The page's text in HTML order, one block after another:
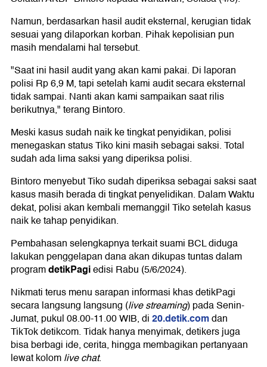
Namun, berdasarkan hasil audit eksternal, kerugian tidak
sesuai yang dilaporkan korban. Pihak kepolisian pun
masih mendalami hal tersebut.
"Saat ini hasil audit yang akan kami pakai. Di laporan
polisi Rp 6,9 M, tapi setelah kami audit secara eksternal
tidak sampai. Nanti akan kami sampaikan saat rilis
berikutnya," terang Bintoro.
Meski kasus sudah naik ke tingkat penyidikan, polisi
menegaskan status Tiko kini masih sebagai saksi. Total
sudah ada lima saksi yang diperiksa polisi.
Bintoro menyebut Tiko sudah diperiksa sebagai saksi saat
kasus masih berada di tingkat penyelidikan. Dalam Waktu
dekat, polisi akan kembali memanggil Tiko setelah kasus
naik ke tahap penyidikan.
Pembahasan selengkapnya terkait suami BCL diduga
lakukan penggelapan dana akan dikupas tuntas dalam
programdetikPagiedisi Rabu (5/6/2024).
Nikmati terus menu sarapan informasi khas detikPagi
secara langsung langsung (live streaming) pada Senin-
Jumat, pukul 08.00-11.00 WIB, di20.detik.comdan
TikTok detikcom. Tidak hanya menyimak, detikers juga
bisa berbagi ide, cerita, hingga membagikan pertanyaan
lewat kolomlive chat.